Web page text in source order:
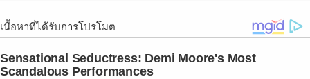
เนื้อหาที่ได้รับการโปรโมต
Sensational Seductress: Demi Moore's Most
Scandalous Performances